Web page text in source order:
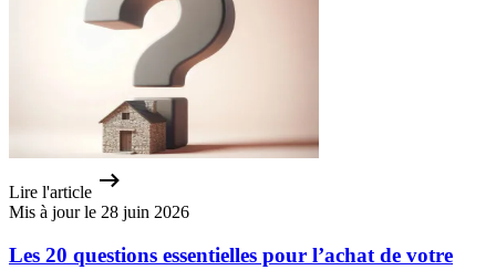
Lire l'article
Mis à jour le 28 juin 2026
Les 20 questions essentielles pour l’achat de votre